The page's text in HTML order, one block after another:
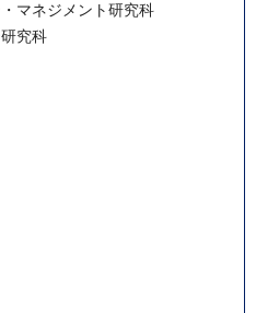
マネジメント研究科
究科